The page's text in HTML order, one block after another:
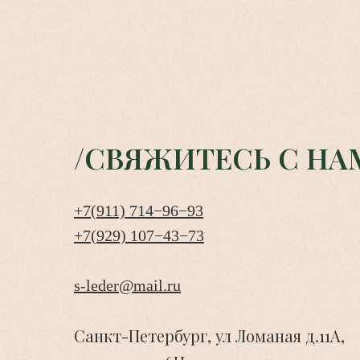
/СВЯЖИТЕСЬ С
+7(911) 714−96−93
+7(929) 107−43−73
s-leder@mail.ru
Санкт-Петербург, ул Ломаная д.11А,